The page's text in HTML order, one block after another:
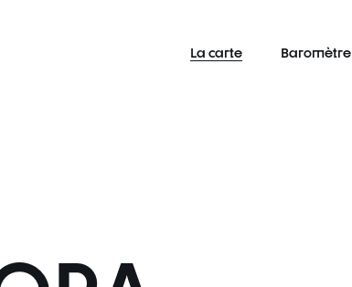
La carte Baromètre